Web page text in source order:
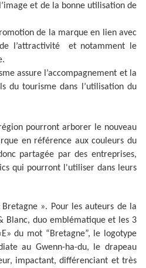
et de la bonne utilisation de
de la marque en lien avec
l’attractivité et notamment le
assure l’accompagnement et la
du tourisme dans l’utilisation du
pourront arborer le nouveau
en référence aux couleurs du
partagée par des entreprises,
qui pourront l'utiliser dans leurs
». Pour les auteurs de la
Blanc, duo emblématique et les 3
du mot “Bretagne”, le logotype
au Gwenn-ha-du, le drapeau
impactant, différenciant et très